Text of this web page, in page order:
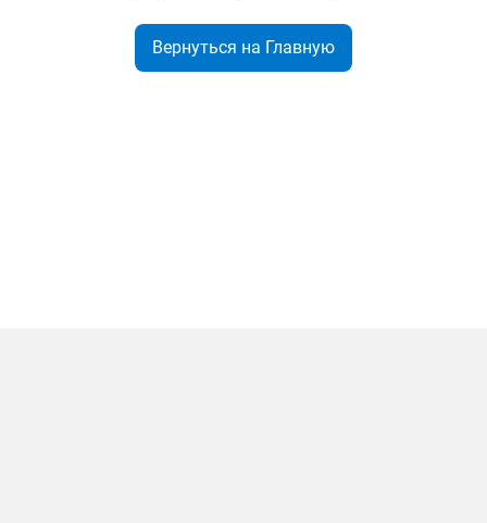
Вернуться на Главную